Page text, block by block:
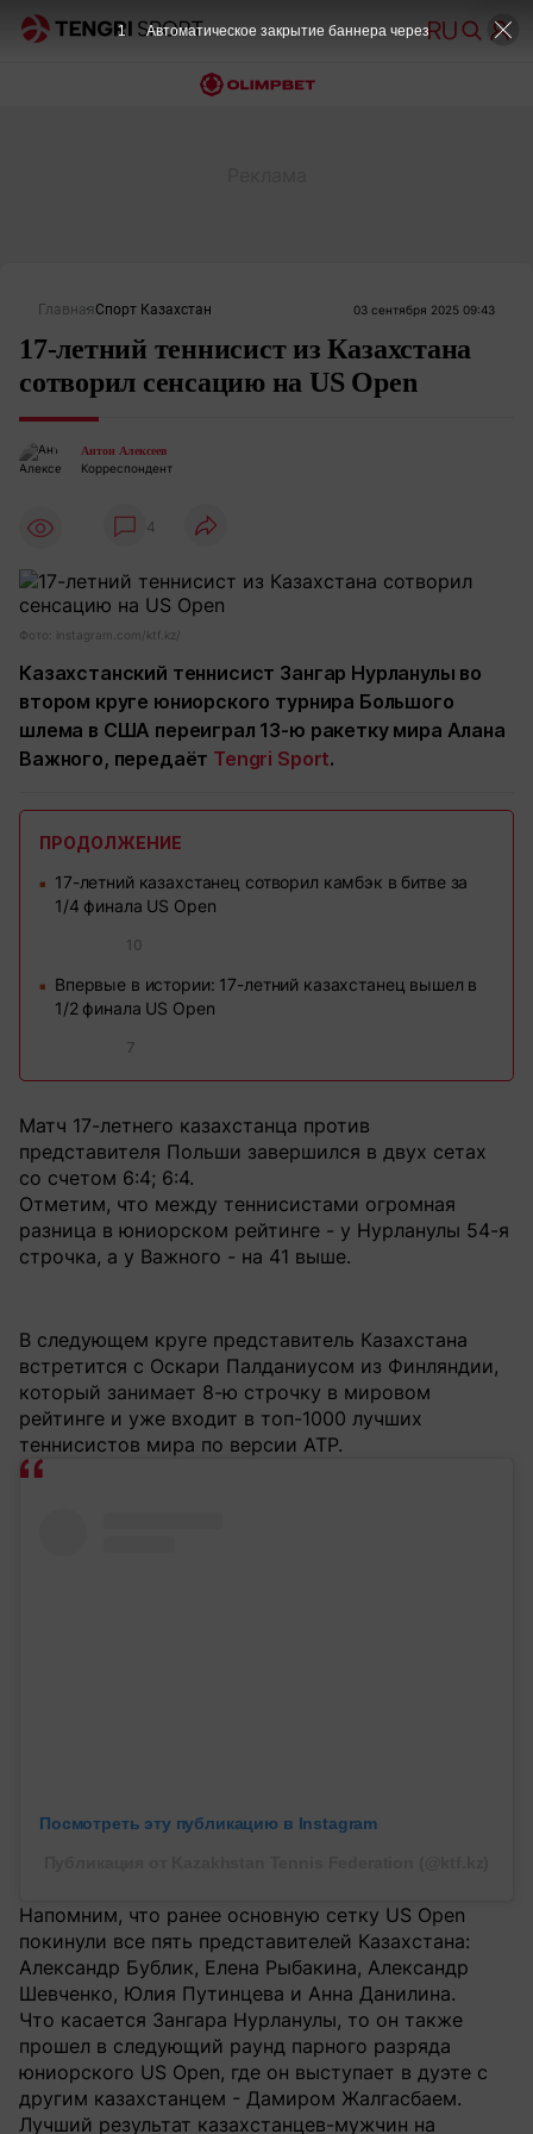
Главная Спорт Казахстан 03 сентября 2025 09:43
17-летний теннисист из Казахстана
сотворил сенсацию на US Open
Антон Алексеев
Корреспондент
4
Фото: instagram.com/ktf.kz/
Казахстанский теннисист Зангар Нурланулы во
втором круге юниорского турнира Большого
шлема в США переиграл 13-ю ракетку мира Алана
Важного, передаёт Tengri Sport.
ПРОДОЛЖЕНИЕ
■
17-летний казахстанец сотворил камбэк в битве за
1/4 финала US Open
10
■
Впервые в истории: 17-летний казахстанец вышел в
1/2 финала US Open
7
Матч 17-летнего казахстанца против
представителя Польши завершился в двух сетах
со счетом 6:4; 6:4.
Отметим, что между теннисистами огромная
разница в юниорском рейтинге - у Нурланулы 54-я
строчка, а у Важного - на 41 выше.
В следующем круге представитель Казахстана
встретится с Оскари Палданиусом из Финляндии,
который занимает 8-ю строчку в мировом
рейтинге и уже входит в топ-1000 лучших
теннисистов мира по версии ATP.
Посмотреть эту публикацию в Instagram
Напомним, что ранее основную сетку US Open
покинули все пять представителей Казахстана:
Александр Бублик, Елена Рыбакина, Александр
Шевченко, Юлия Путинцева и Анна Данилина.
Что касается Зангара Нурланулы, то он также
прошел в следующий раунд парного разряда
юниорского US Open, где он выступает в дуэте с
другим казахстанцем - Дамиром Жалгасбаем.
Лучший результат казахстанцев-мужчин на
1 Автоматическое закрытие баннера через